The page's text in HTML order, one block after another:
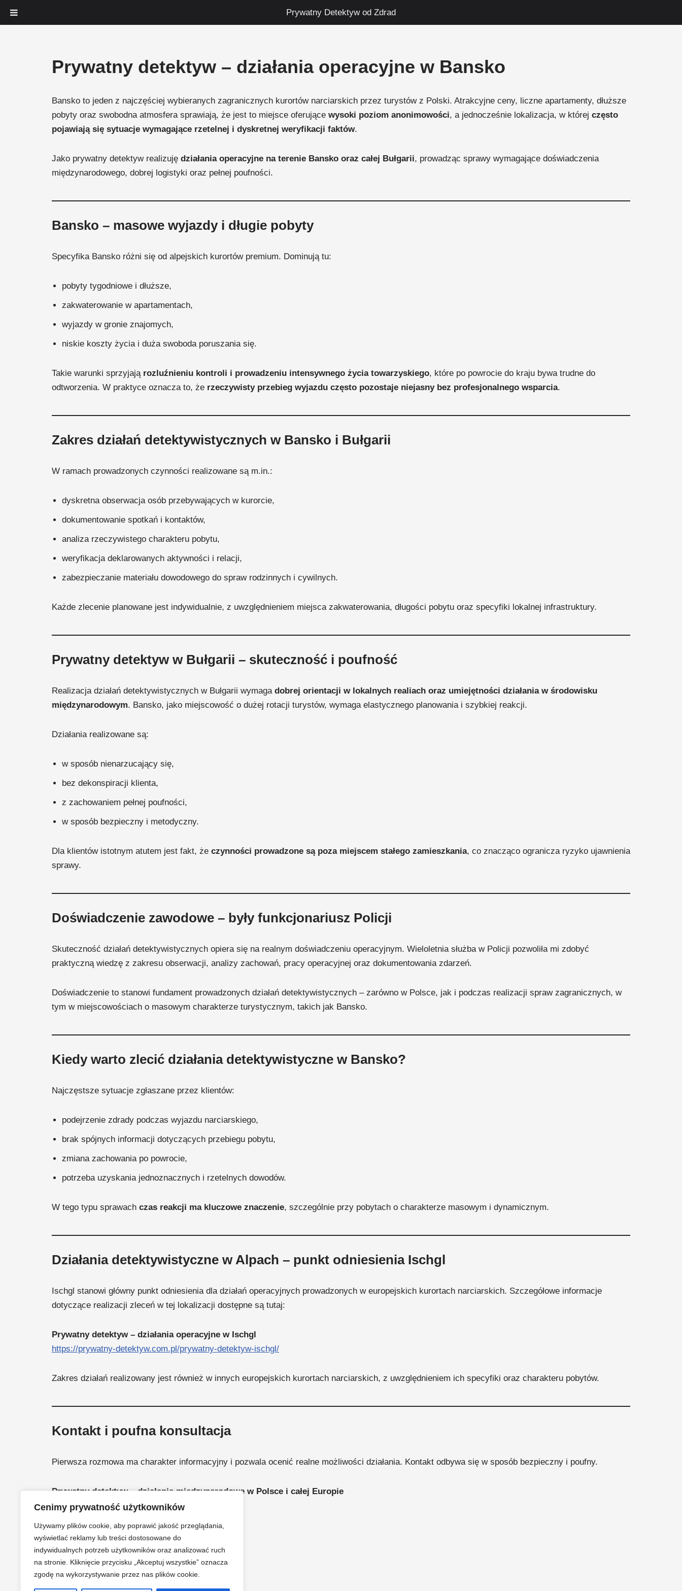
Cenimy prywatność użytkowników
Używamy plików cookie, aby poprawić jakość przeglądania,
wyświetlać reklamy lub treści dostosowane do
indywidualnych potrzeb użytkowników oraz analizować ruch
na stronie. Kliknięcie przycisku „Akceptuj wszystkie” oznacza
zgodę na wykorzystywanie przez nas plików cookie.
Prywatny Detektyw od Zdrad
Prywatny detektyw – działania operacyjne w Bansko
Bansko to jeden z najczęściej wybieranych zagranicznych kurortów narciarskich przez turystów z Polski. Atrakcyjne ceny, liczne apartamenty, dłuższe
pobyty oraz swobodna atmosfera sprawiają, że jest to miejsce oferujące wysoki poziom anonimowości, a jednocześnie lokalizacja, w której często
pojawiają się sytuacje wymagające rzetelnej i dyskretnej weryfikacji faktów.
Jako prywatny detektyw realizuję działania operacyjne na terenie Bansko oraz całej Bułgarii, prowadząc sprawy wymagające doświadczenia
międzynarodowego, dobrej logistyki oraz pełnej poufności.
Bansko – masowe wyjazdy i długie pobyty
Specyfika Bansko różni się od alpejskich kurortów premium. Dominują tu:
pobyty tygodniowe i dłuższe,
zakwaterowanie w apartamentach,
wyjazdy w gronie znajomych,
niskie koszty życia i duża swoboda poruszania się.
Takie warunki sprzyjają rozluźnieniu kontroli i prowadzeniu intensywnego życia towarzyskiego, które po powrocie do kraju bywa trudne do
odtworzenia. W praktyce oznacza to, że rzeczywisty przebieg wyjazdu często pozostaje niejasny bez profesjonalnego wsparcia.
Zakres działań detektywistycznych w Bansko i Bułgarii
W ramach prowadzonych czynności realizowane są m.in.:
dyskretna obserwacja osób przebywających w kurorcie,
dokumentowanie spotkań i kontaktów,
analiza rzeczywistego charakteru pobytu,
weryfikacja deklarowanych aktywności i relacji,
zabezpieczanie materiału dowodowego do spraw rodzinnych i cywilnych.
Każde zlecenie planowane jest indywidualnie, z uwzględnieniem miejsca zakwaterowania, długości pobytu oraz specyfiki lokalnej infrastruktury.
Prywatny detektyw w Bułgarii – skuteczność i poufność
Realizacja działań detektywistycznych w Bułgarii wymaga dobrej orientacji w lokalnych realiach oraz umiejętności działania w środowisku
międzynarodowym. Bansko, jako miejscowość o dużej rotacji turystów, wymaga elastycznego planowania i szybkiej reakcji.
Działania realizowane są:
w sposób nienarzucający się,
bez dekonspiracji klienta,
z zachowaniem pełnej poufności,
w sposób bezpieczny i metodyczny.
Dla klientów istotnym atutem jest fakt, że czynności prowadzone są poza miejscem stałego zamieszkania, co znacząco ogranicza ryzyko ujawnienia
sprawy.
Doświadczenie zawodowe – były funkcjonariusz Policji
Skuteczność działań detektywistycznych opiera się na realnym doświadczeniu operacyjnym. Wieloletnia służba w Policji pozwoliła mi zdobyć
praktyczną wiedzę z zakresu obserwacji, analizy zachowań, pracy operacyjnej oraz dokumentowania zdarzeń.
Doświadczenie to stanowi fundament prowadzonych działań detektywistycznych – zarówno w Polsce, jak i podczas realizacji spraw zagranicznych, w
tym w miejscowościach o masowym charakterze turystycznym, takich jak Bansko.
Kiedy warto zlecić działania detektywistyczne w Bansko?
Najczęstsze sytuacje zgłaszane przez klientów:
podejrzenie zdrady podczas wyjazdu narciarskiego,
brak spójnych informacji dotyczących przebiegu pobytu,
zmiana zachowania po powrocie,
potrzeba uzyskania jednoznacznych i rzetelnych dowodów.
W tego typu sprawach czas reakcji ma kluczowe znaczenie, szczególnie przy pobytach o charakterze masowym i dynamicznym.
Działania detektywistyczne w Alpach – punkt odniesienia Ischgl
Ischgl stanowi główny punkt odniesienia dla działań operacyjnych prowadzonych w europejskich kurortach narciarskich. Szczegółowe informacje
dotyczące realizacji zleceń w tej lokalizacji dostępne są tutaj:
Prywatny detektyw – działania operacyjne w Ischgl
https://prywatny-detektyw.com.pl/prywatny-detektyw-ischgl/
Zakres działań realizowany jest również w innych europejskich kurortach narciarskich, z uwzględnieniem ich specyfiki oraz charakteru pobytów.
Kontakt i poufna konsultacja
Pierwsza rozmowa ma charakter informacyjny i pozwala ocenić realne możliwości działania. Kontakt odbywa się w sposób bezpieczny i poufny.
Prywatny detektyw – działania międzynarodowe w Polsce i całej Europie
Telefon:+48 502-404-405(czynne 24/7)
https://prywatny-detektyw.com.pl/
Poszukiwanie Osób zaginionych